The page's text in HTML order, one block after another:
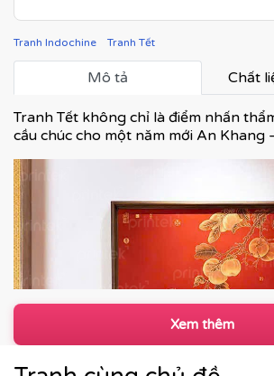
Tranh Indochine Tranh Tết
Mô tả Chất
Tranh Tết không chỉ là điểm nhấn
cầu chúc cho một năm mới An Khang
Xem thêm